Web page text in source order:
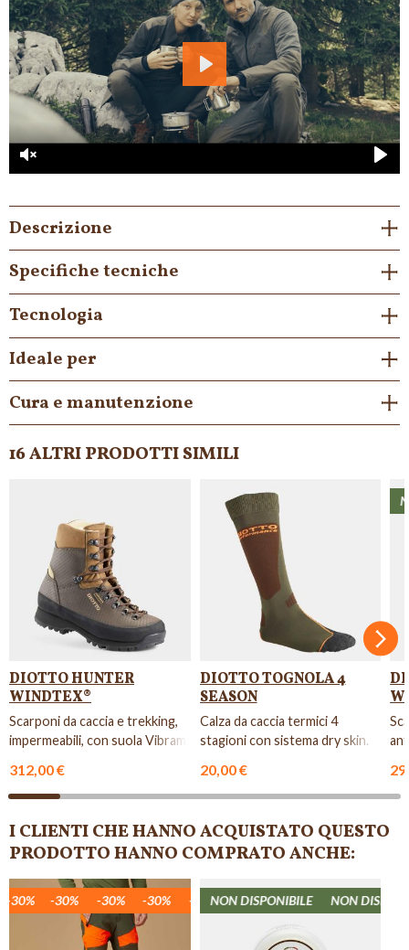
Unmute Play
Play
Descrizione
Specifiche tecniche
Tecnologia
Ideale per
Cura e manutenzione
16 ALTRI PRODOTTI SIMILI
DIOTTO HUNTER
WINDTEX®
Scarponi da caccia e trekking,
impermeabili, con suola Vibram.
312,00 €
DIOTTO TOGNOLA 4
SEASON
Calza da caccia termici 4
stagioni con sistema dry skin.
20,00 €
NON DISPONIBILE NON DISPONIBILE
I CLIENTI CHE HANNO ACQUISTATO QUESTO
PRODOTTO HANNO COMPRATO ANCHE:
-30% -30% -30% -30% -30% -30% -30% -30%
NON DISPONIBILE NON DISPONIBILE NON